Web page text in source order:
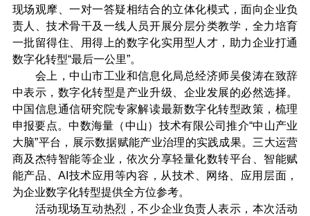
现场观摩、一对一答疑相结合的立体化模式，面向企业负
责人、技术骨干及一线人员开展分层分类教学，全力培育
一批留得住、用得上的数字化实用型人才，助力企业打通
数字化转型“最后一公里”。
会上，中山市工业和信息化局总经济师吴俊涛在致辞
中表示，数字化转型是产业升级、企业发展的必然选择。
中国信息通信研究院专家解读最新数字化转型政策，梳理
申报要点。中数海量（中山）技术有限公司推介“中山产业
大脑”平台，展示数据赋能产业治理的实践成果。三大运营
商及杰特智能等企业，依次分享轻量化数转平台、智能赋
能产品、AI技术应用等内容，从技术、网络、应用层面，
为企业数字化转型提供全方位参考。
活动现场互动热烈，不少企业负责人表示，本次活动